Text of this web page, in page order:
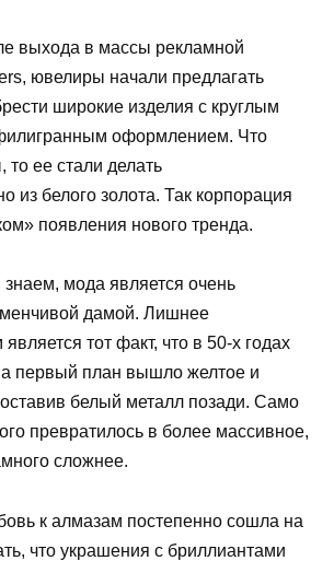
выхода в массы рекламной
ювелиры начали предлагать
широкие изделия с круглым
оформлением. Что
то ее стали делать
из белого золота. Так корпорация
появления нового тренда.
мода является очень
дамой. Лишнее
является тот факт, что в 50-х годах
первый план вышло желтое и
белый металл позади. Само
превратилось в более массивное,
сложнее.
к алмазам постепенно сошла на
что украшения с бриллиантами